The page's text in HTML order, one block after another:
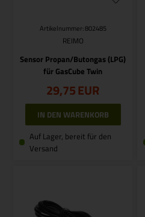
Artikelnummer: 802485
REIMO
Sensor Propan/Butongas (LPG)
für GasCube Twin
29,75EUR
Auf Lager, bereit für den
Versand